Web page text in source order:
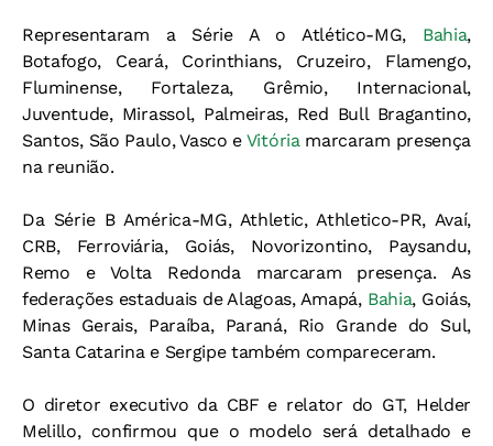
Representaram a Série A o Atlético-MG, Bahia,
Botafogo, Ceará, Corinthians, Cruzeiro, Flamengo,
Fluminense, Fortaleza, Grêmio, Internacional,
Juventude, Mirassol, Palmeiras, Red Bull Bragantino,
Santos, São Paulo, Vasco e Vitóriamarcaram presença
na reunião.
Da Série B América-MG, Athletic, Athletico-PR, Avaí,
CRB, Ferroviária, Goiás, Novorizontino, Paysandu,
Remo e Volta Redonda marcaram presença. As
federações estaduais de Alagoas, Amapá, Bahia, Goiás,
Minas Gerais, Paraíba, Paraná, Rio Grande do Sul,
Santa Catarina e Sergipe também compareceram.
O diretor executivo da CBF e relator do GT, Helder
Melillo, confirmou que o modelo será detalhado e